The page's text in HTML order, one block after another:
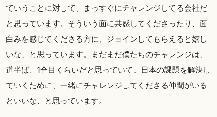
ていうことに対して、まっすぐにチャレンジしてる会社だ
と思っています。そういう面に共感してくださったり、面
白みを感じてくださる方に、ジョインしてもらえると嬉し
いな、と思っています。まだまだ僕たちのチャレンジは、
道半ば。1合目くらいだと思っていて。日本の課題を解決し
ていくために、一緒にチャレンジしてくださる仲間がいる
といいな、と思っています。